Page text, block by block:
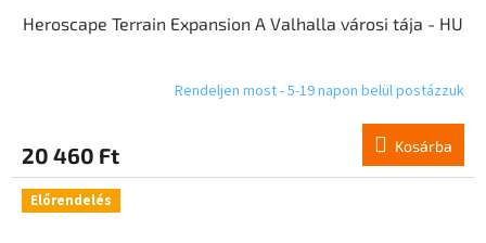
Heroscape Terrain Expansion A Valhalla városi tája - HU
Rendeljen most - 5-19 napon belül postázzuk
20 460 Ft Kosárba
Előrendelés